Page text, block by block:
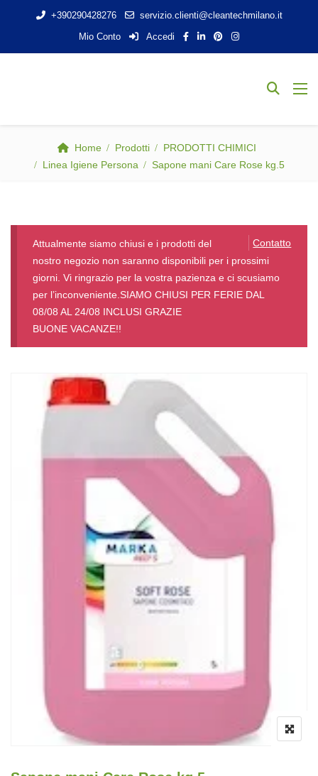
+390290428276
servizio.clienti@cleantechmilano.it
Mio Conto
Accedi
Home Prodotti
PRODOTTI CHIMICI
Linea Igiene Persona
Sapone mani Care Rose kg.5
Contatto
Attualmente siamo chiusi e i prodotti del
nostro negozio non saranno disponibili per i prossimi
giorni. Vi ringrazio per la vostra pazienza e ci scusiamo
per l’inconveniente.SIAMO CHIUSI PER FERIE DAL
08/08 AL 24/08 INCLUSI GRAZIE
BUONE VACANZE!!